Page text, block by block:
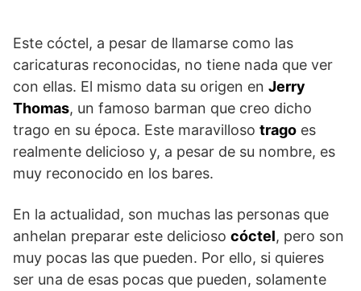
Este cóctel, a pesar de llamarse como las
caricaturas reconocidas, no tiene nada que ver
con ellas. El mismo data su origen en Jerry
Thomas, un famoso barman que creo dicho
trago en su época. Este maravilloso trago es
realmente delicioso y, a pesar de su nombre, es
muy reconocido en los bares.
En la actualidad, son muchas las personas que
anhelan preparar este delicioso cóctel, pero son
muy pocas las que pueden. Por ello, si quieres
ser una de esas pocas que pueden, solamente